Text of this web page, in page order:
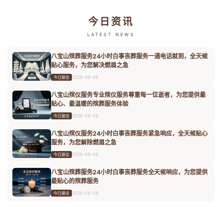
今日资讯
LATEST NEWS
八宝山殡葬服务24小时白事丧葬服务一通电话就到，全天候
贴心服务，为您解决燃眉之急
今日最佳 2026-08-06
八宝山殡仪服务专业殡仪服务尊重每一位逝者，为您提供最
贴心、最温暖的殡葬服务体验
今日最佳 2026-08-06
八宝山殡仪服务24小时白事丧葬服务紧急响应，全天候贴心
服务，为您解除燃眉之急
今日最佳 2026-08-06
八宝山殡葬服务24小时白事丧葬服务全天候响应，为您提供
最贴心的殡葬服务
今日最佳 2026-08-06